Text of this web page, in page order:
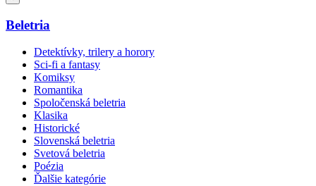
Beletria
Detektívky, trilery a horory
Sci-fi a fantasy
Komiksy
Romantika
Spoločenská beletria
Klasika
Historické
Slovenská beletria
Svetová beletria
Poézia
Ďalšie kategórie